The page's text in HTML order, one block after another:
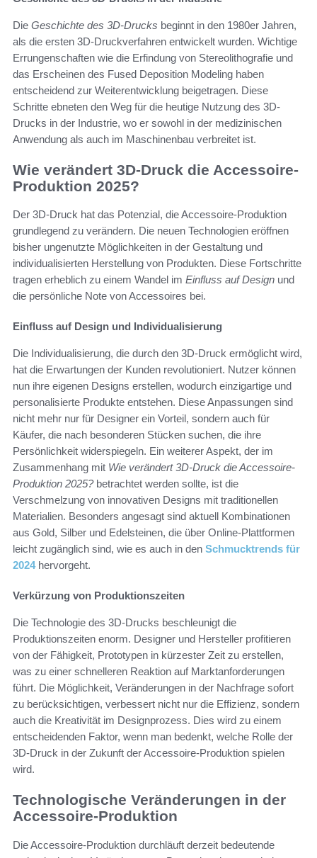
Die Geschichte des 3D-Drucks beginnt in den 1980er Jahren,
als die ersten 3D-Druckverfahren entwickelt wurden. Wichtige
Errungenschaften wie die Erfindung von Stereolithografie und
das Erscheinen des Fused Deposition Modeling haben
entscheidend zur Weiterentwicklung beigetragen. Diese
Schritte ebneten den Weg für die heutige Nutzung des 3D-
Drucks in der Industrie, wo er sowohl in der medizinischen
Anwendung als auch im Maschinenbau verbreitet ist.
Wie verändert 3D-Druck die Accessoire-
Produktion 2025?
Der 3D-Druck hat das Potenzial, die Accessoire-Produktion
grundlegend zu verändern. Die neuen Technologien eröffnen
bisher ungenutzte Möglichkeiten in der Gestaltung und
individualisierten Herstellung von Produkten. Diese Fortschritte
tragen erheblich zu einem Wandel im Einfluss auf Design und
die persönliche Note von Accessoires bei.
Einfluss auf Design und Individualisierung
Die Individualisierung, die durch den 3D-Druck ermöglicht wird,
hat die Erwartungen der Kunden revolutioniert. Nutzer können
nun ihre eigenen Designs erstellen, wodurch einzigartige und
personalisierte Produkte entstehen. Diese Anpassungen sind
nicht mehr nur für Designer ein Vorteil, sondern auch für
Käufer, die nach besonderen Stücken suchen, die ihre
Persönlichkeit widerspiegeln. Ein weiterer Aspekt, der im
Zusammenhang mit Wie verändert 3D-Druck die Accessoire-
Produktion 2025?betrachtet werden sollte, ist die
Verschmelzung von innovativen Designs mit traditionellen
Materialien. Besonders angesagt sind aktuell Kombinationen
aus Gold, Silber und Edelsteinen, die über Online-Plattformen
leicht zugänglich sind, wie es auch in den Schmucktrends für
2024hervorgeht.
Verkürzung von Produktionszeiten
Die Technologie des 3D-Drucks beschleunigt die
Produktionszeiten enorm. Designer und Hersteller profitieren
von der Fähigkeit, Prototypen in kürzester Zeit zu erstellen,
was zu einer schnelleren Reaktion auf Marktanforderungen
führt. Die Möglichkeit, Veränderungen in der Nachfrage sofort
zu berücksichtigen, verbessert nicht nur die Effizienz, sondern
auch die Kreativität im Designprozess. Dies wird zu einem
entscheidenden Faktor, wenn man bedenkt, welche Rolle der
3D-Druck in der Zukunft der Accessoire-Produktion spielen
wird.
Technologische Veränderungen in der
Accessoire-Produktion
Die Accessoire-Produktion durchläuft derzeit bedeutende